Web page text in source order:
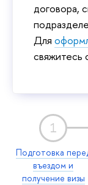
договора,
Для
свяжитесь
1
Подготовка
въездом и
получение визы